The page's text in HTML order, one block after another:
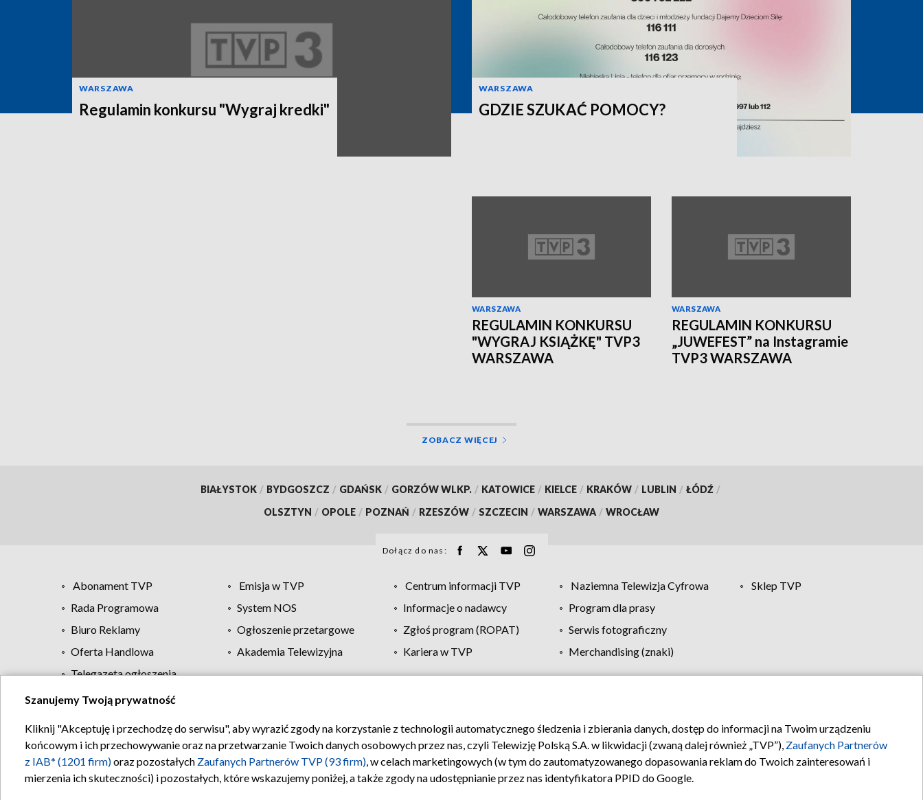
WARSZAWA
Regulamin konkursu "Wygraj kredki"
WARSZAWA
GDZIE SZUKAĆ POMOCY?
WARSZAWA
REGULAMIN KONKURSU
"WYGRAJ KSIĄŻKĘ" TVP3
WARSZAWA
WARSZAWA
REGULAMIN KONKURSU
„JUWEFEST” na Instagramie
TVP3 WARSZAWA
ZOBACZ WIĘCEJ
BIAŁYSTOK / BYDGOSZCZ / GDAŃSK / GORZÓW WLKP. / KATOWICE / KIELCE / KRAKÓW / LUBLIN / ŁÓDŹ /
OLSZTYN / OPOLE / POZNAŃ / RZESZÓW / SZCZECIN / WARSZAWA / WROCŁAW
Dołącz do nas:
Abonament TVP Emisja w TVP Centrum informacji TVP Naziemna Telewizja Cyfrowa
Sklep TVP
Rada Programowa
System NOS Informacje o nadawcy
Program dla prasy
Biuro Reklamy
Ogłoszenie przetargowe Zgłoś program (ROPAT)
Serwis fotograficzny
Oferta Handlowa
Akademia Telewizyjna Kariera w TVP
Merchandising (znaki)
Telegazeta ogłoszenia
Regulamin TVP Polityka prywatności Moje zgody Pomoc Biuro reklamy Kontakt
Szanujemy Twoją prywatność
Kliknij "Akceptuję i przechodzę do serwisu", aby wyrazić zgody na korzystanie z technologii automatycznego śledzenia i zbierania danych, dostęp do informacji na Twoim urządzeniu
końcowym i ich przechowywanie oraz na przetwarzanie Twoich danych osobowych przez nas, czyli Telewizję Polską S.A. w likwidacji (zwaną dalej również „TVP”), Zaufanych Partnerów
z IAB* (1201 firm)oraz pozostałych Zaufanych Partnerów TVP (93 firm), w celach marketingowych (w tym do zautomatyzowanego dopasowania reklam do Twoich zainteresowań i
mierzenia ich skuteczności) i pozostałych, które wskazujemy poniżej, a także zgody na udostępnianie przez nas identyfikatora PPID do Google.